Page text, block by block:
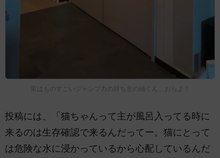
実はものすごいジャンプ力の持ち主の紬くん…おらよ！
投稿には、「猫ちゃんって主が風呂入ってる時に
来るのは生存確認で来るんだってー。猫にとって
は危険な水に浸かっているから心配しているんだ